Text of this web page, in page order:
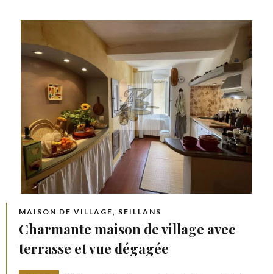
MAISON DE VILLAGE, SEILLANS
Charmante maison de village avec
terrasse et vue dégagée